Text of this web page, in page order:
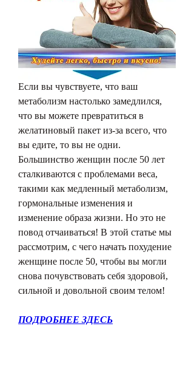
Если вы чувствуете, что ваш
метаболизм настолько замедлился,
что вы можете превратиться в
желатиновый пакет из-за всего, что
вы едите, то вы не одни.
Большинство женщин после 50 лет
сталкиваются с проблемами веса,
такими как медленный метаболизм,
гормональные изменения и
изменение образа жизни. Но это не
повод отчаиваться! В этой статье мы
рассмотрим, с чего начать похудение
женщине после 50, чтобы вы могли
снова почувствовать себя здоровой,
сильной и довольной своим телом!
ПОДРОБНЕЕ ЗДЕСЬ